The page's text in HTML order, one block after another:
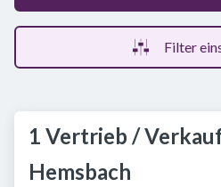
Filter
1 Vertrieb /
Hemsbach